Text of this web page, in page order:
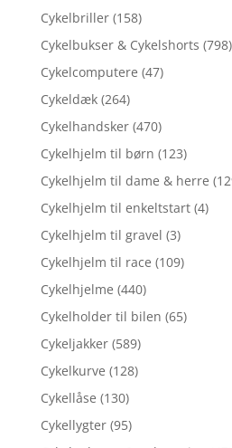
Cykelbriller (158)
Cykelbukser & Cykelshorts (798)
Cykelcomputere (47)
Cykeldæk (264)
Cykelhandsker (470)
Cykelhjelm til børn (123)
Cykelhjelm til dame & herre
Cykelhjelm til enkeltstart (4)
Cykelhjelm til gravel (3)
Cykelhjelm til race (109)
Cykelhjelme (440)
Cykelholder til bilen (65)
Cykeljakker (589)
Cykelkurve (128)
Cykellåse (130)
Cykellygter (95)